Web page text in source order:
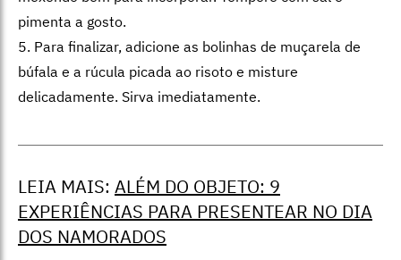
pimenta a gosto.
5. Para finalizar, adicione as bolinhas de muçarela de
búfala e a rúcula picada ao risoto e misture
delicadamente. Sirva imediatamente.
LEIA MAIS: ALÉM DO OBJETO: 9
EXPERIÊNCIAS PARA PRESENTEAR NO DIA
DOS NAMORADOS